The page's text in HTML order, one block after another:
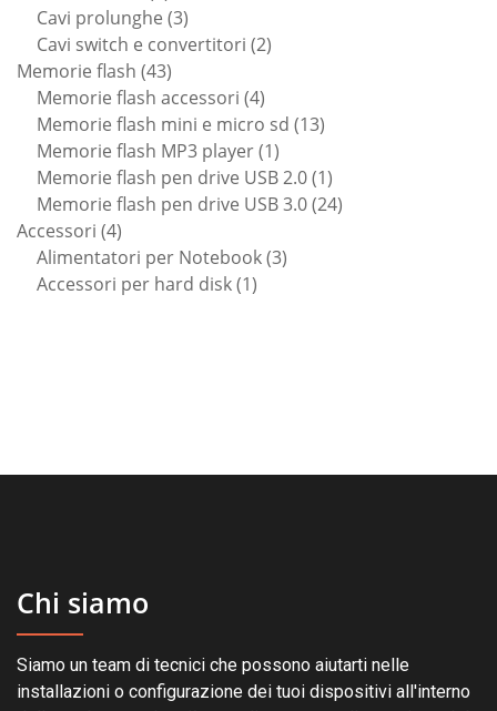
prodotto
Cavi prolunghe 33
prodotti
Cavi switch e convertitori 22
Memorie flash 4343
prodotti
Memorie flash accessori 44
prodotti
Memorie flash mini e micro sd 1313
Memorie flash MP3 player 11
prodotto
Memorie flash pen drive USB 2.0 11
prodotto
Memorie flash pen drive USB 3.0 2424
Accessori 44
prodotti
Alimentatori per Notebook 33
Accessori per hard disk 11
Chi siamo
Siamo un team di tecnici che possono aiutarti nelle
installazioni o configurazione dei tuoi dispositivi all'interno